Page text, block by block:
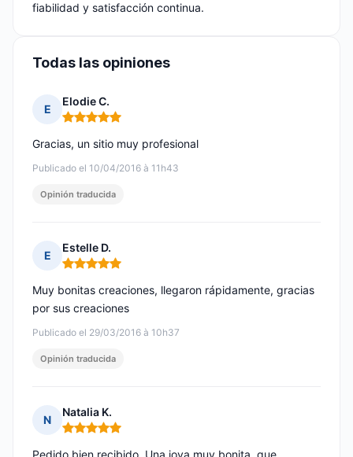
fiabilidad y satisfacción continua.
Todas las opiniones
E
Elodie C.
Nota: 5 de 5
Publicado el 10/04/2016 à 11h43
Gracias, un sitio muy profesional
Opinión traducida
E
Estelle D.
Nota: 5 de 5
Publicado el 29/03/2016 à 10h37
Muy bonitas creaciones, llegaron rápidamente, gracias
por sus creaciones
Opinión traducida
N
Natalia K.
Nota: 5 de 5